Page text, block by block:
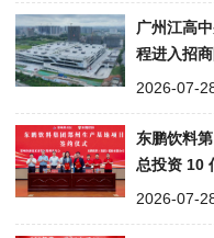
广州江高
程进入招
2026-07-
东鹏饮料
总投资 10
2026-07-